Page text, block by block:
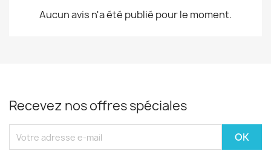
Aucun avis n'a été publié pour le moment.
Recevez nos offres spéciales